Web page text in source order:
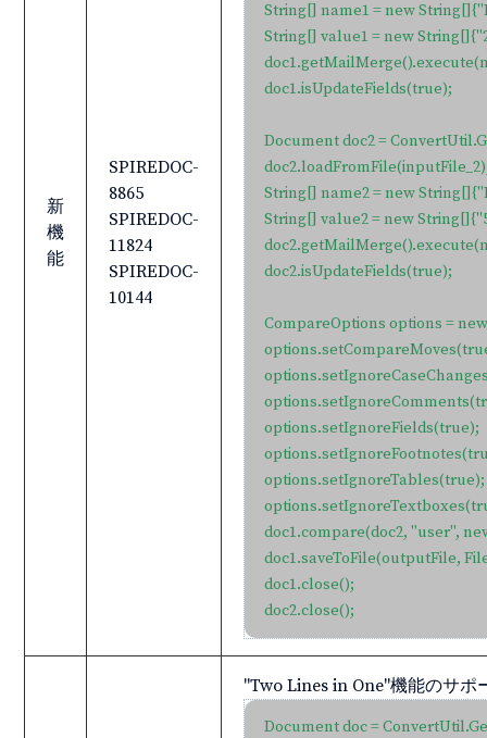
新
機
能
SPIREDOC-
8865
SPIREDOC-
11824
SPIREDOC-
10144
String[] name1 = new
String[] value1 = new
doc1.isUpdateFields(true);
Document doc2 =
String[] name2 = new
String[] value2 = new
doc2.isUpdateFields(true);
CompareOptions options =
options.setIgnoreFields(true);
options.setIgnoreTables(true);
doc1.compare(doc2, "user",
doc1.saveToFile(outputFile,
doc1.close();
doc2.close();
"Two Lines in One"機能のサポ
Document doc =